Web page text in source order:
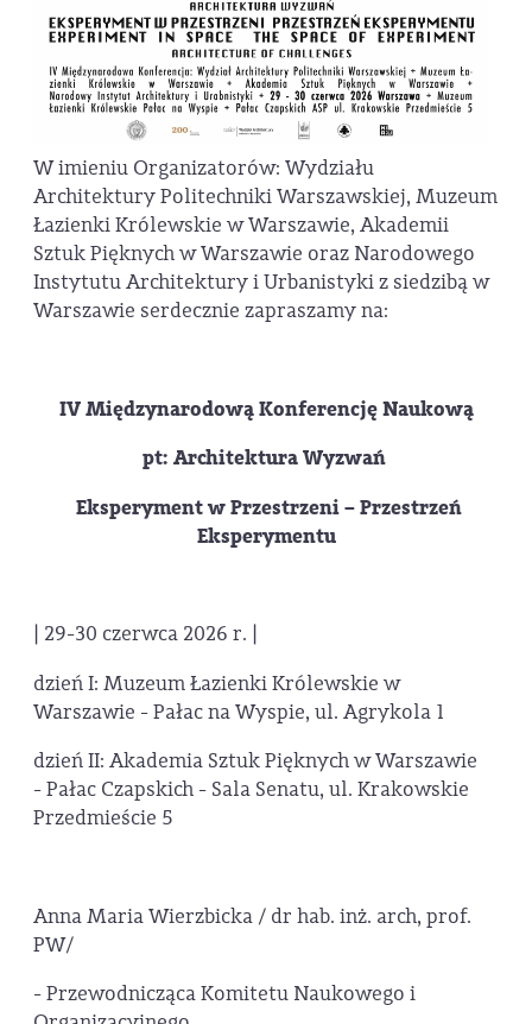
W imieniu Organizatorów: Wydziału
Architektury Politechniki Warszawskiej, Muzeum
Łazienki Królewskie w Warszawie, Akademii
Sztuk Pięknych w Warszawie oraz Narodowego
Instytutu Architektury i Urbanistyki z siedzibą w
Warszawie serdecznie zapraszamy na:
IV Międzynarodową Konferencję Naukową
pt: Architektura Wyzwań
Eksperyment w Przestrzeni – Przestrzeń
Eksperymentu
| 29-30 czerwca 2026 r. |
dzień I: Muzeum Łazienki Królewskie w
Warszawie - Pałac na Wyspie, ul. Agrykola 1
dzień II: Akademia Sztuk Pięknych w Warszawie
- Pałac Czapskich - Sala Senatu, ul. Krakowskie
Przedmieście 5
Anna Maria Wierzbicka / dr hab. inż. arch, prof.
PW/
- Przewodnicząca Komitetu Naukowego i